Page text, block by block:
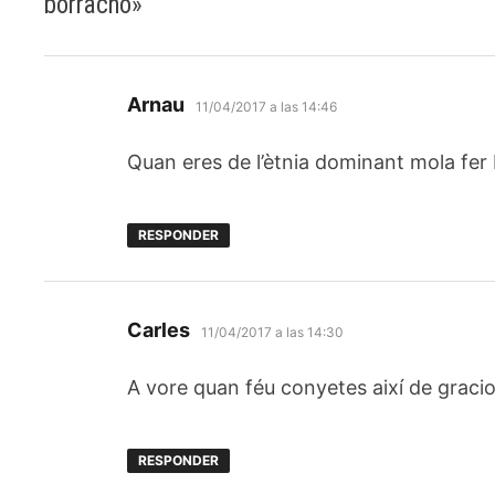
Arnau dice:
11/04/2017 a las 14:46
Quan eres de l’ètnia dominant mola
RESPONDER
Carles dice:
11/04/2017 a las 14:30
A vore quan féu conyetes així de
RESPONDER